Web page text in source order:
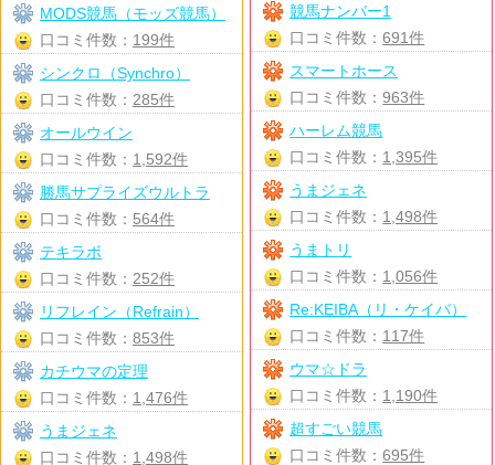
競馬ナンバー1
口コミ件数：691件
スマートホース
口コミ件数：963件
ハーレム競馬
口コミ件数： 1,395件
うまジェネ
口コミ件数： 1,498件
うまトリ
口コミ件数： 1,056件
Re:KEIBA（リ・ケイバ）
口コミ件数： 117件
ウマ☆ドラ
口コミ件数： 1,190件
超すごい競馬
口コミ件数：695件
MODS競馬（モッズ競馬）
口コミ件数： 199件
シンクロ（Synchro）
口コミ件数： 285件
オールウイン
口コミ件数： 1,592件
勝馬サプライズウルトラ
口コミ件数： 564件
テキラボ
口コミ件数： 252件
リフレイン（Refrain）
口コミ件数： 853件
カチウマの定理
口コミ件数： 1,476件
うまジェネ
口コミ件数： 1,498件